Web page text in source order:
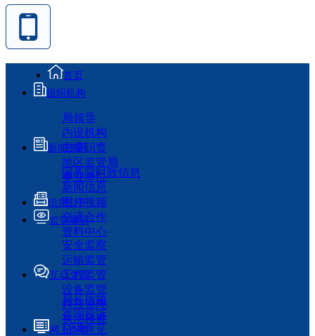
首页
组织机构
局领导
内设机构
主要职责
地区监管局
事业单位
新闻资讯
国务院时政信息
新闻信息
图片视频
交流合作
资料中心
信息公开
监管履职
安全监察
运输监管
工程监管
设备监管
科技管理
执法检查
互动交流
局长信箱
咨询投诉
征求意见
网上办事